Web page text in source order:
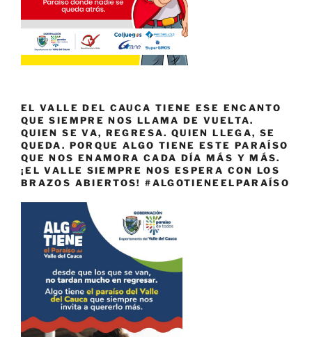
EL VALLE DEL CAUCA TIENE ESE ENCANTO
QUE SIEMPRE NOS LLAMA DE VUELTA.
QUIEN SE VA, REGRESA. QUIEN LLEGA, SE
QUEDA. PORQUE ALGO TIENE ESTE PARAÍSO
QUE NOS ENAMORA CADA DÍA MÁS Y MÁS.
¡EL VALLE SIEMPRE NOS ESPERA CON LOS
BRAZOS ABIERTOS! #ALGOTIENEELPARAÍSO